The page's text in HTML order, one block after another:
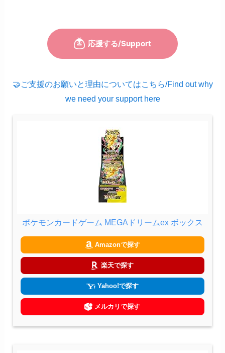
🤝ご支援のお願いと理由についてはこちら/Find out why
we need your support here
ポケモンカードゲーム MEGAドリームex ボックス
Amazonで探す
楽天で探す
Yahoo!で探す
メルカリで探す